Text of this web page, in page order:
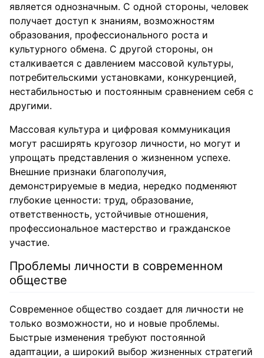
является однозначным. С одной стороны, человек
получает доступ к знаниям, возможностям
образования, профессионального роста и
культурного обмена. С другой стороны, он
сталкивается с давлением массовой культуры,
потребительскими установками, конкуренцией,
нестабильностью и постоянным сравнением себя с
другими.
Массовая культура и цифровая коммуникация
могут расширять кругозор личности, но могут и
упрощать представления о жизненном успехе.
Внешние признаки благополучия,
демонстрируемые в медиа, нередко подменяют
глубокие ценности: труд, образование,
ответственность, устойчивые отношения,
профессиональное мастерство и гражданское
участие.
Проблемы личности в современном
обществе
Современное общество создает для личности не
только возможности, но и новые проблемы.
Быстрые изменения требуют постоянной
адаптации, а широкий выбор жизненных стратегий